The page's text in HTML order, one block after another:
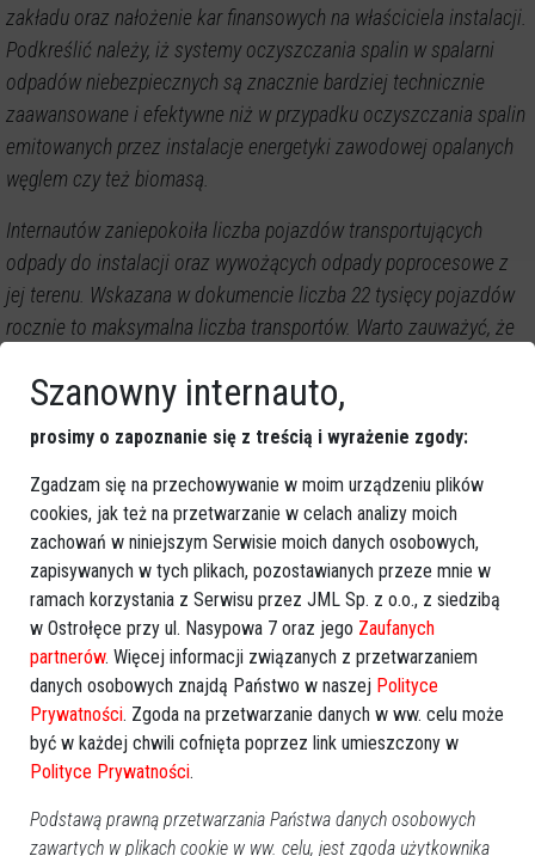
zakładu oraz nałożenie kar finansowych na właściciela instalacji.
Podkreślić należy, iż systemy oczyszczania spalin w spalarni
odpadów niebezpiecznych są znacznie bardziej technicznie
zaawansowane i efektywne niż w przypadku oczyszczania spalin
emitowanych przez instalacje energetyki zawodowej opalanych
węglem czy też biomasą.
Internautów zaniepokoiła liczba pojazdów transportujących
odpady do instalacji oraz wywożących odpady poprocesowe z
jej terenu. Wskazana w dokumencie liczba 22 tysięcy pojazdów
rocznie to maksymalna liczba transportów. Warto zauważyć, że
dotyczącym obiektu nie będzie ograniczał się wyłącznie do tych
o dużym tonażu. Będą to także mniejsze auta dostawcze,
których ruch czy emisje nie wpłyną znacząco na jakość życia
mieszkańców. W ciągu normalnego dnia pracy zakładu nie
przewiduje się rzeczywistego ruchu większego niż ok. 30
samochodów dostawczych różnego typu. Ruch samochodowy
nie będzie skumulowany, co nie spowoduje utrudnień w ruchu
drogowym w granicach miasta i na terenach wokół instalacji.
Publikacja porusza również niezwykle istotny dla mieszkańców
temat bezpieczeństwa funkcjonowania instalacji
unieszkodliwiającej odpady niebezpieczne.
ORLEN Eko z Grupy ORLEN, posiada doświadczenie w
opracowywaniu i wdrażaniu procedur bezpieczeństwa na
najwyższym światowym poziomie. Spółka jest świadoma
Szanowny internauto,
prosimy o zapoznanie się z treścią i wyrażenie zgody:
Zgadzam się na przechowywanie w moim urządzeniu plików
cookies, jak też na przetwarzanie w celach analizy moich
zachowań w niniejszym Serwisie moich danych osobowych,
zapisywanych w tych plikach, pozostawianych przeze mnie w
ramach korzystania z Serwisu przez JML Sp. z o.o., z siedzibą
w Ostrołęce przy ul. Nasypowa 7 oraz jego Zaufanych
partnerów. Więcej informacji związanych z przetwarzaniem
danych osobowych znajdą Państwo w naszej Polityce
Prywatności. Zgoda na przetwarzanie danych w ww. celu może
być w każdej chwili cofnięta poprzez link umieszczony w
Polityce Prywatności.
Podstawą prawną przetwarzania Państwa danych osobowych
zawartych w plikach cookie w ww. celu, jest zgoda użytkownika